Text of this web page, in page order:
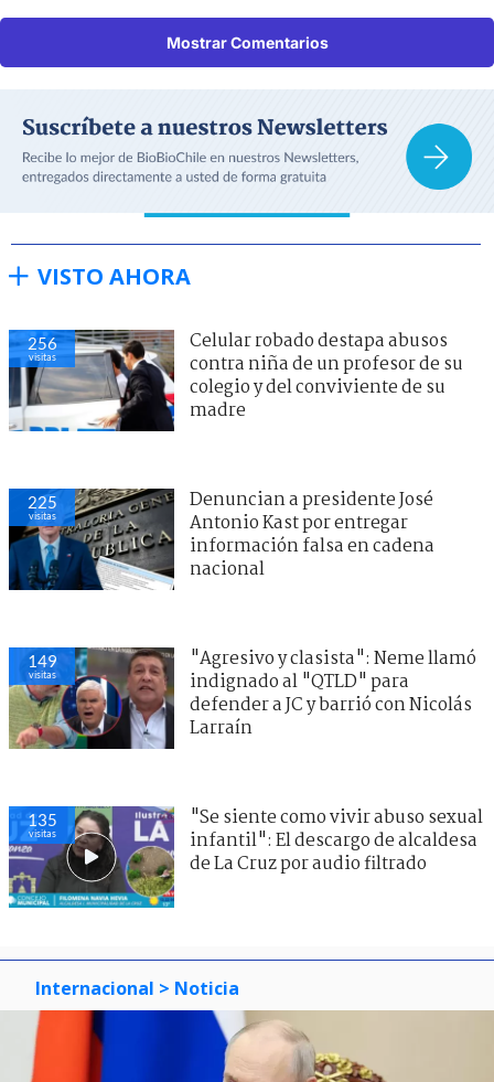
Mostrar Comentarios
VISTO AHORA
256
visitas
Celular robado destapa abusos
contra niña de un profesor de su
colegio y del conviviente de su
madre
225
visitas
Denuncian a presidente José
Antonio Kast por entregar
información falsa en cadena
nacional
149
visitas
"Agresivo y clasista": Neme llamó
indignado al "QTLD" para
defender a JC y barrió con Nicolás
Larraín
135
visitas
"Se siente como vivir abuso sexual
infantil": El descargo de alcaldesa
de La Cruz por audio filtrado
Internacional > Noticia